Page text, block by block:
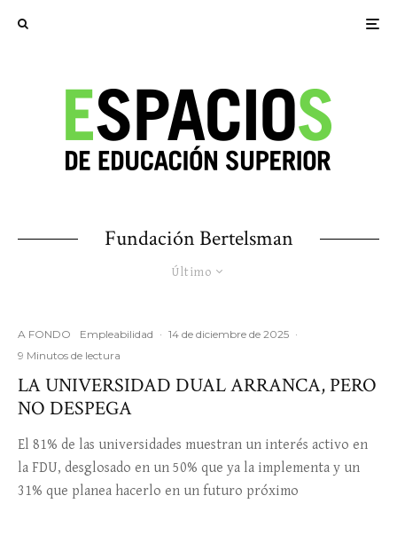
Fundación Bertelsman
Último
A FONDO Empleabilidad · 14 de diciembre de 2025 ·
9 Minutos de lectura
LA UNIVERSIDAD DUAL ARRANCA, PERO
NO DESPEGA
El 81% de las universidades muestran un interés activo en
la FDU, desglosado en un 50% que ya la implementa y un
31% que planea hacerlo en un futuro próximo